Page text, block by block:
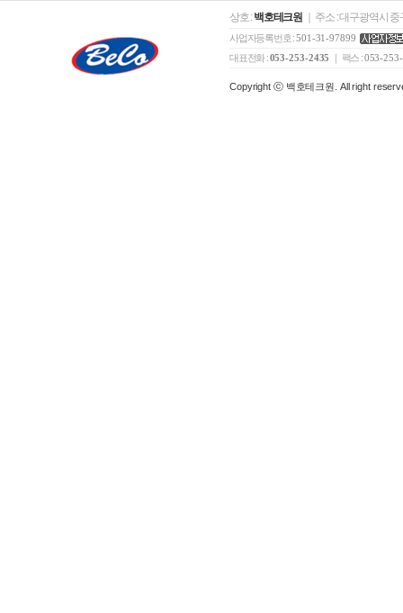
상호 : 백호테크원 ｜ 주소 : 대구광역시
사업자등록번호 :501-31-97899
대표전화 :053-253-2435 ｜ 팩스 :053-
Copyright ⓒ 백호테크원. All right